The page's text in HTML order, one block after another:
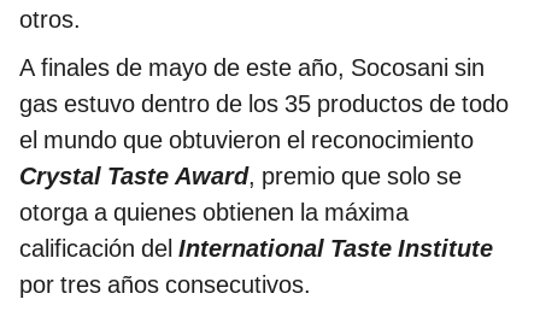
otros.
A finales de mayo de este año, Socosani sin
gas estuvo dentro de los 35 productos de todo
el mundo que obtuvieron el reconocimiento
Crystal Taste Award, premio que solo se
otorga a quienes obtienen la máxima
calificación del International Taste Institute
por tres años consecutivos.